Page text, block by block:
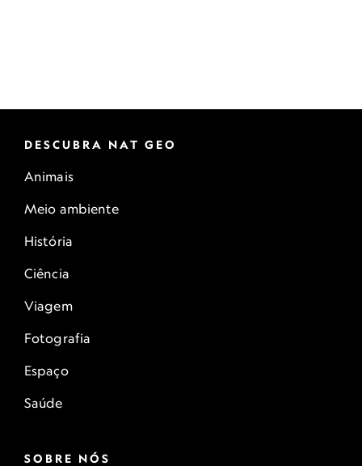
DESCUBRA NAT GEO
Animais
Meio ambiente
História
Ciência
Viagem
Fotografia
Espaço
Saúde
SOBRE NÓS